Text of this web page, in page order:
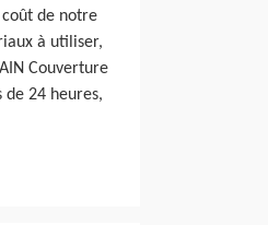
coût de notre
à utiliser,
Couverture
24 heures,